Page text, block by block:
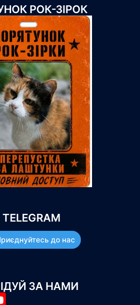
РОК-ЗІРОК
TELEGRAM
до нас
ЗА НАМИ